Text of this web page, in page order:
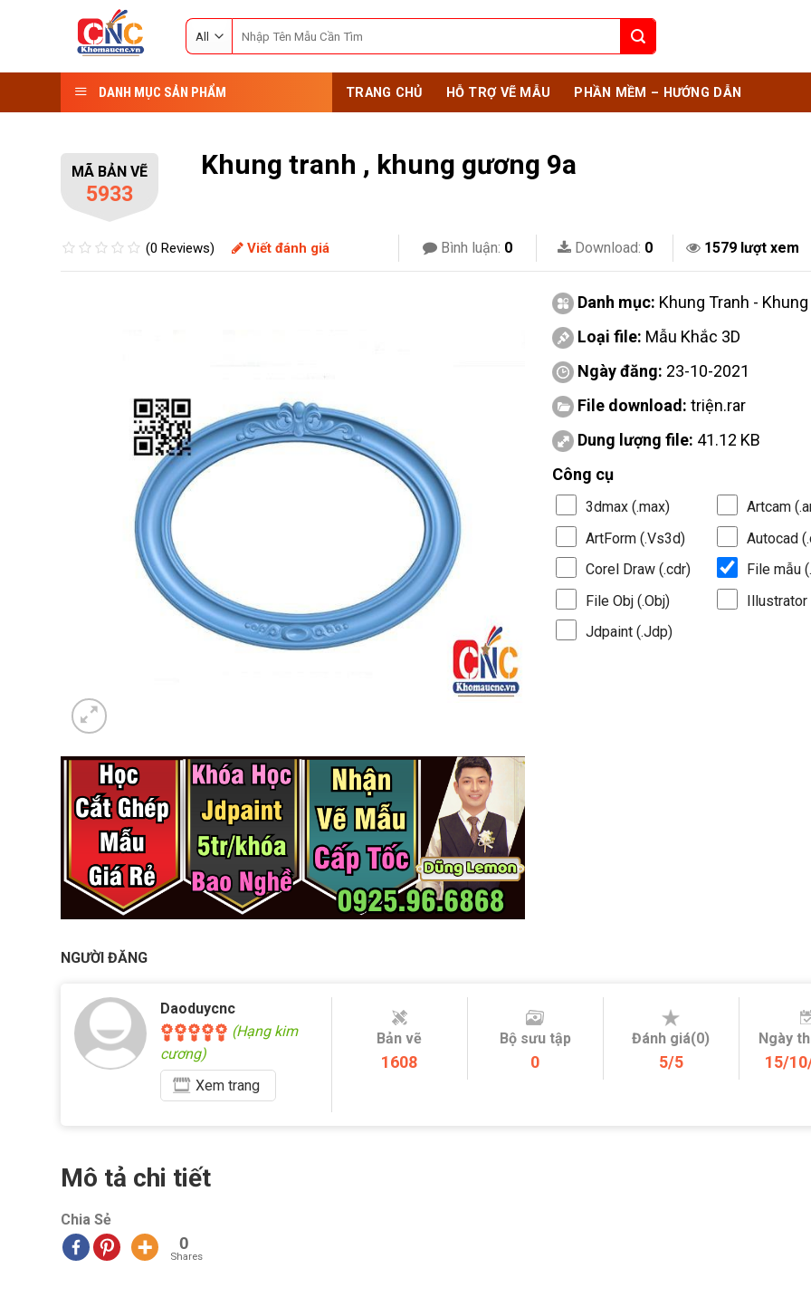
for:
DANH MỤC SẢN PHẨM TRANG CHỦ HỖ TRỢ VẼ MẪU PHẦN MỀM – HƯỚNG DẪN
MÃ BẢN VẼ
5933
Khung tranh , khung gương 9a
(0 Reviews) Viết đánh giá Bình luận: 0 Download: 0 1579 lượt xem
Danh mục: Khung Tranh -
Loại file: Mẫu Khắc 3D
Ngày đăng: 23-10-2021
File download: triện.rar
Dung lượng file: 41.12 KB
Công cụ
3dmax (.max)
Artcam
ArtForm (.Vs3d)
Autocad
Corel Draw (.cdr)
File mẫu
File Obj (.Obj)
Illustrator
Jdpaint (.Jdp)
NGƯỜI ĐĂNG
Daoduycnc
(Hạng kim
cương)
Xem trang
Bản vẽ
1608
Bộ sưu tập
0
Đánh giá(0)
5/5
Ngày
15/
Mô tả chi tiết
Chia Sẻ
0
Shares